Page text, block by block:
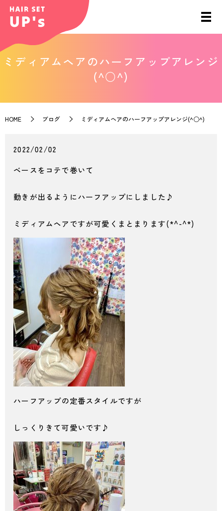
ミディアムヘアのハーフアップアレンジ
(^○^)
HOME ブログ ミディアムヘアのハーフアップアレンジ(^○^)
2022/02/02
ベースをコテで巻いて
動きが出るようにハーフアップにしました♪
ミディアムヘアですが可愛くまとまります(*^-^*)
ハーフアップの定番スタイルですが
しっくりきて可愛いです♪